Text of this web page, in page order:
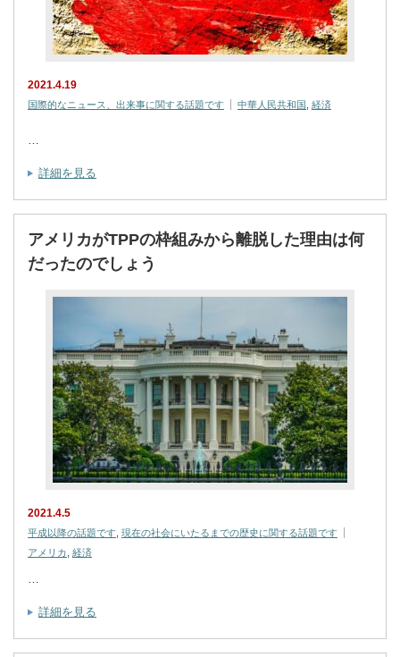
2021.4.19
国際的なニュース、出来事に関する話題です 中華人民共和国 経済
…
詳細を見る
アメリカがTPPの枠組みから離脱した理由は何
だったのでしょう
2021.4.5
平成以降の話題です 現在の社会にいたるまでの歴史に関する話題です
アメリカ 経済
詳細を見る